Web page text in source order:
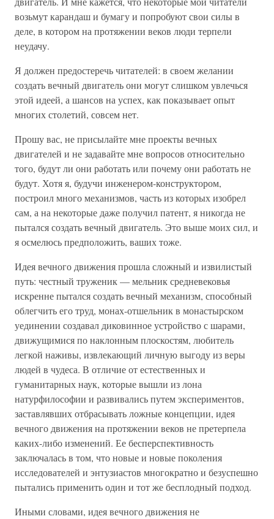
возьмут карандаш и бумагу и попробуют свои силы в
деле, в котором на протяжении веков люди терпели
неудачу.
Я должен предостеречь читателей: в своем желании
создать вечный двигатель они могут слишком увлечься
этой идеей, а шансов на успех, как показывает опыт
многих столетий, совсем нет.
Прошу вас, не присылайте мне проекты вечных
двигателей и не задавайте мне вопросов относительно
того, будут ли они работать или почему они работать не
будут. Хотя я, будучи инженером-конструктором,
построил много механизмов, часть из которых изобрел
сам, а на некоторые даже получил патент, я никогда не
пытался создать вечный двигатель. Это выше моих сил, и
я осмелюсь предположить, ваших тоже.
Идея вечного движения прошла сложный и извилистый
путь: честный труженик — мельник средневековья
искренне пытался создать вечный механизм, способный
облегчить его труд, монах-отшельник в монастырском
уединении создавал диковинное устройство с шарами,
движущимися по наклонным плоскостям, любитель
легкой наживы, извлекающий личную выгоду из веры
людей в чудеса. В отличие от естественных и
гуманитарных наук, которые вышли из лона
натурфилософии и развивались путем экспериментов,
заставлявших отбрасывать ложные концепции, идея
вечного движения на протяжении веков не претерпела
каких-либо изменений. Ее бесперспективность
заключалась в том, что новые и новые поколения
исследователей и энтузиастов многократно и безуспешно
пытались применить один и тот же бесплодный подход.
Иными словами, идея вечного движения не